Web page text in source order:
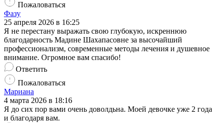
Пожаловаться
Фазу
25 апреля 2026 в 16:25
Я не перестану выражать свою глубокую, искреннюю
благодарность Мадине Шахапасовне за высочайший
профессионализм, современные методы лечения и душевное
внимание. Огромное вам спасибо!
Ответить
Пожаловаться
Мариана
4 марта 2026 в 18:16
Я до сих пор вами очень доволдьна. Моей девочке уже 2 года
и благодаря вам.